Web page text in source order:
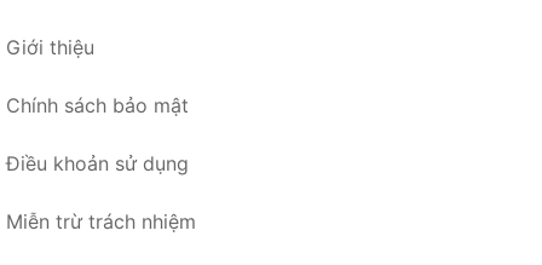
Giới thiệu
Chính sách bảo mật
Điều khoản sử dụng
Miễn trừ trách nhiệm